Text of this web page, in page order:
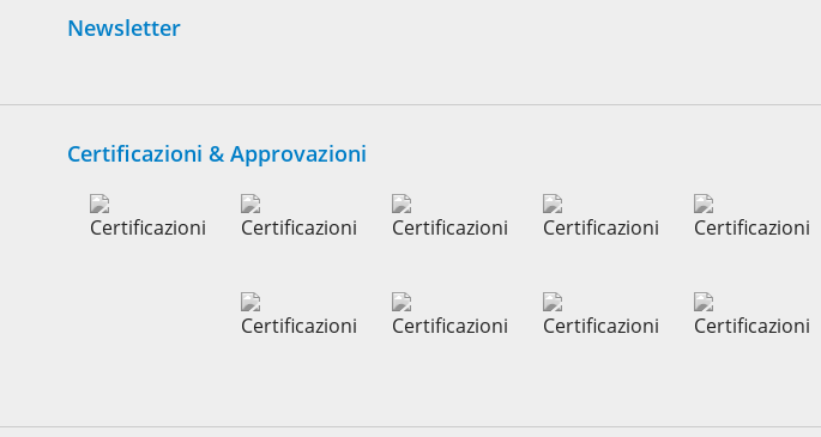
Newsletter
Certificazioni & Approvazioni